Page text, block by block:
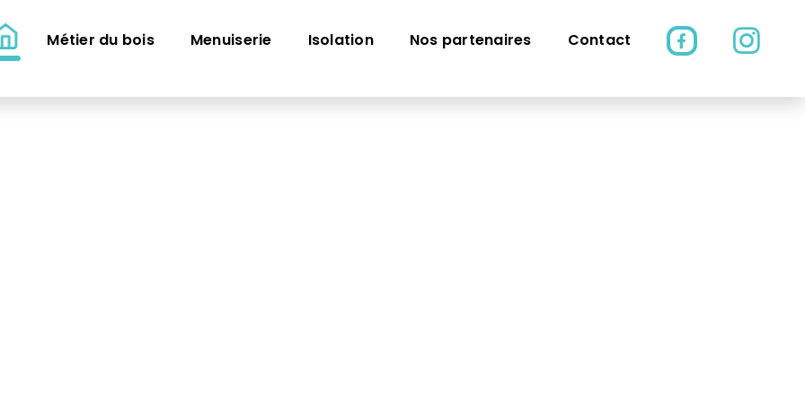
Métier du bois Menuiserie Isolation Nos partenaires Contact